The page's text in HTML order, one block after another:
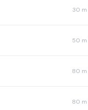
30 m
50 m
80 m
80 m